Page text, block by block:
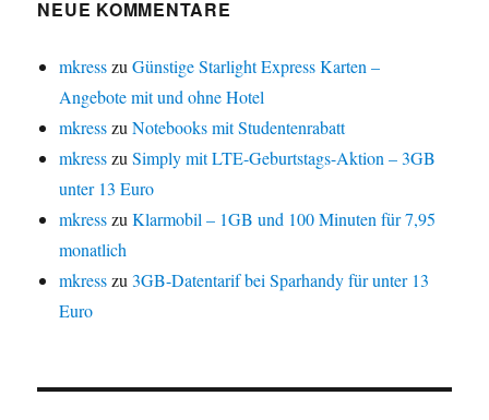
NEUE KOMMENTARE
mkresszuGünstige Starlight Express Karten –
Angebote mit und ohne Hotel
mkresszuNotebooks mit Studentenrabatt
mkresszuSimply mit LTE-Geburtstags-Aktion – 3GB
unter 13 Euro
mkresszuKlarmobil – 1GB und 100 Minuten für 7,95
monatlich
mkresszu3GB-Datentarif bei Sparhandy für unter 13
Euro